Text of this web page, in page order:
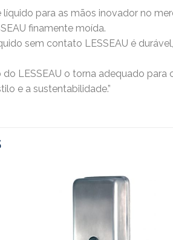
para as mãos inovador no
finamente moída.
sem contato LESSEAU é
LESSEAU o torna adequado
e a sustentabilidade.”